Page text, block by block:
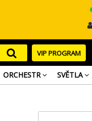
VIP PROGRAM
ORCHESTR SVĚTLA